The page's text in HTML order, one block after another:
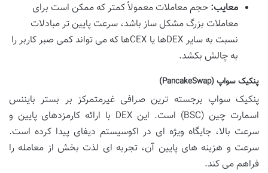
معایب: حجم معاملات معمولاً کمتر که ممکن است برای
معاملات بزرگ مشکل ساز باشد، سرعت پایین تر مبادلات
نسبت به سایر DEXها یا CEXها که می تواند کمی صبر کاربر را
به چالش بکشد.
پنکیک سواپ (PancakeSwap)
پنکیک سواپ برجسته ترین صرافی غیرمتمرکز بر بستر بایننس
اسمارت چین (BSC) است. این DEX با ارائه کارمزدهای پایین و
سرعت بالا، جایگاه ویژه ای در اکوسیستم دیفای پیدا کرده است.
سرعت و هزینه های پایین آن، تجربه ای لذت بخش از معامله را
فراهم می کند.